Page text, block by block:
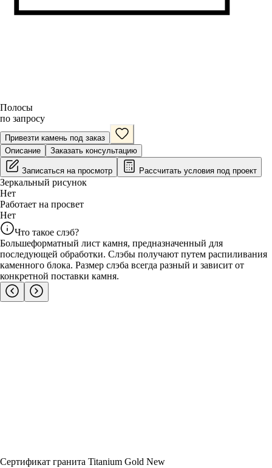
Полосы
по запросу
Привезти камень под заказ
Описание
Заказать консультацию
Записаться на просмотр Рассчитать условия под проект
Зеркальный рисунок
Нет
Работает на просвет
Нет
Что такое слэб?
Большеформатный лист камня, предназначенный для
последующей обработки. Слэбы получают путем распиливания
каменного блока. Размер слэба всегда разный и зависит от
конкретной поставки камня.
Сертификат гранита Titanium Gold New